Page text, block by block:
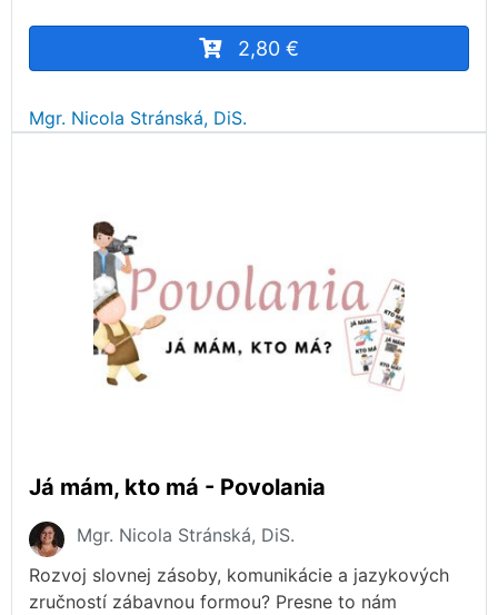
2,80 €
Mgr. Nicola Stránská, DiS.
Já mám, kto má - Povolania
Mgr. Nicola Stránská, DiS.
Rozvoj slovnej zásoby, komunikácie a jazykových
zručností zábavnou formou? Presne to nám